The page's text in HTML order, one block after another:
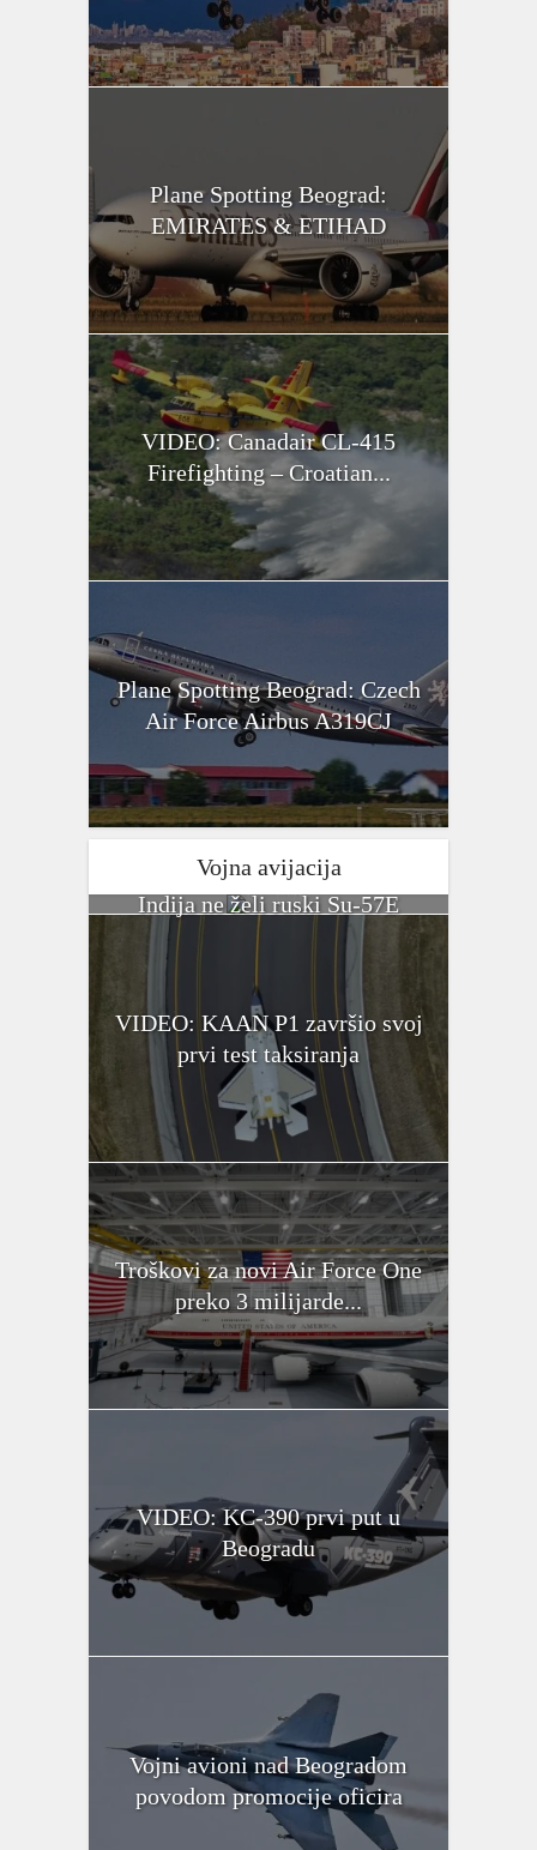
Plane Spotting Beograd:
EMIRATES & ETIHAD
VIDEO: Canadair CL-415
Firefighting – Croatian...
Plane Spotting Beograd: Czech
Air Force Airbus A319CJ
Vojna avijacija
Indija ne želi ruski Su-57E
VIDEO: KAAN P1 završio svoj
prvi test taksiranja
Troškovi za novi Air Force One
preko 3 milijarde...
VIDEO: KC-390 prvi put u
Beogradu
Vojni avioni nad Beogradom
povodom promocije oficira